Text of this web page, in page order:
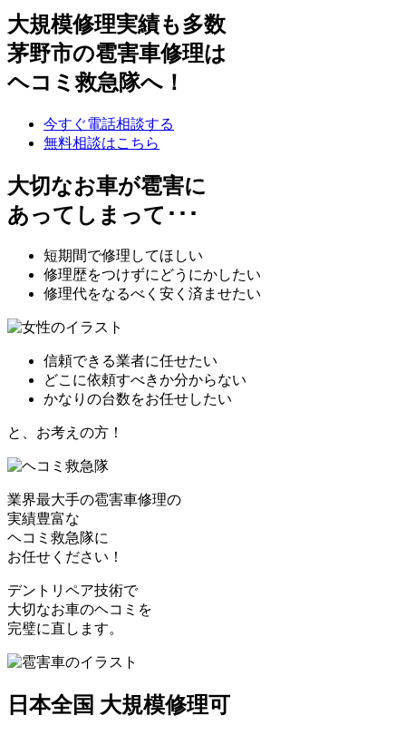
大規模修理実績も多数
茅野市の雹害車修理は
ヘコミ救急隊へ！
今すぐ電話相談する
無料相談はこちら
大切なお車が雹害に
あってしまって･･･
短期間で修理してほしい
修理歴をつけずにどうにかしたい
修理代をなるべく安く済ませたい
信頼できる業者に任せたい
どこに依頼すべきか分からない
かなりの台数をお任せしたい
と、お考えの方！
業界最大手の雹害車修理の
実績豊富な
ヘコミ救急隊に
お任せください！
デントリペア技術で
大切なお車のヘコミを
完璧に直します。
日本全国 大規模修理可